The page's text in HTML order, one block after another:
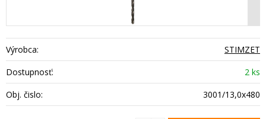
Výrobca:
STIMZET
Dostupnosť:
2 ks
Obj. čislo:
3001/13,0x480